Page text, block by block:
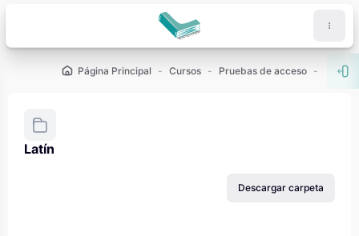
Página Principal Cursos Pruebas de acceso PAU -
Latín
Descargar carpeta